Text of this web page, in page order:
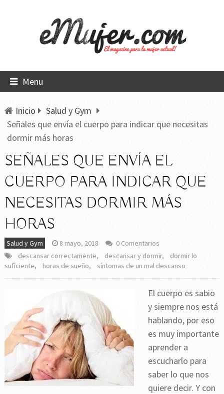
Menu
Inicio
Salud y Gym
Señales que envía el cuerpo para indicar que necesitas
dormir más horas
SEÑALES QUE ENVÍA EL
CUERPO PARA INDICAR QUE
NECESITAS DORMIR MÁS
HORAS
Salud y Gym 8 mayo, 2018
0 Comentarios
descansar correctamente, descansar y dormir,
dormir lo
suficiente, horas de sueño, síntomas de un mal descanso
El cuerpo es sabio
y siempre nos está
hablando, por eso
es muy importante
aprender a
escucharlo para
saber lo que nos
quiere decir. Y con